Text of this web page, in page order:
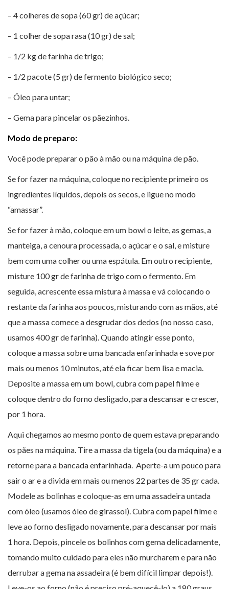
– 4 colheres de sopa (60 gr) de açúcar;
– 1 colher de sopa rasa (10 gr) de sal;
– 1/2 kg de farinha de trigo;
– 1/2 pacote (5 gr) de fermento biológico seco;
– Óleo para untar;
– Gema para pincelar os pãezinhos.
Modo de preparo:
Você pode preparar o pão à mão ou na máquina de pão.
Se for fazer na máquina, coloque no recipiente primeiro os
ingredientes líquidos, depois os secos, e ligue no modo
“amassar”.
Se for fazer à mão, coloque em um bowl o leite, as gemas, a
manteiga, a cenoura processada, o açúcar e o sal, e misture
bem com uma colher ou uma espátula. Em outro recipiente,
misture 100 gr de farinha de trigo com o fermento. Em
seguida, acrescente essa mistura à massa e vá colocando o
restante da farinha aos poucos, misturando com as mãos, até
que a massa comece a desgrudar dos dedos (no nosso caso,
usamos 400 gr de farinha). Quando atingir esse ponto,
coloque a massa sobre uma bancada enfarinhada e sove por
mais ou menos 10 minutos, até ela ficar bem lisa e macia.
Deposite a massa em um bowl, cubra com papel filme e
coloque dentro do forno desligado, para descansar e crescer,
por 1 hora.
Aqui chegamos ao mesmo ponto de quem estava preparando
os pães na máquina. Tire a massa da tigela (ou da máquina) e a
retorne para a bancada enfarinhada. Aperte-a um pouco para
sair o ar e a divida em mais ou menos 22 partes de 35 gr cada.
Modele as bolinhas e coloque-as em uma assadeira untada
com óleo (usamos óleo de girassol). Cubra com papel filme e
leve ao forno desligado novamente, para descansar por mais
1 hora. Depois, pincele os bolinhos com gema delicadamente,
tomando muito cuidado para eles não murcharem e para não
derrubar a gema na assadeira (é bem difícil limpar depois!).